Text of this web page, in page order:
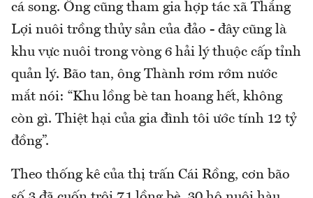
cá song. Ông cũng tham gia hợp tác xã Thắng
Lợi nuôi trồng thủy sản của đảo - đây cũng là
khu vực nuôi trong vòng 6 hải lý thuộc cấp tỉnh
quản lý. Bão tan, ông Thành rơm rớm nước
mắt nói: “Khu lồng bè tan hoang hết, không
còn gì. Thiệt hại của gia đình tôi ước tính 12 tỷ
đồng”.
Theo thống kê của thị trấn Cái Rồng, cơn bão